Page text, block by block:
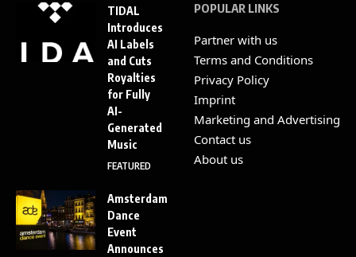
TIDAL
Introduces
AI Labels
and Cuts
Royalties
for Fully
AI-
Generated
Music
FEATURED
Amsterdam
Dance
Event
Announces
POPULAR LINKS
Partner with us
Terms and Conditions
Privacy Policy
Imprint
Marketing and Advertising
Contact us
About us